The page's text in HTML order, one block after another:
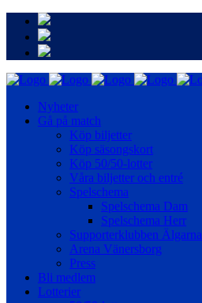
Nyheter
Gå på match
Köp biljetter
Köp säsongskort
Köp 50/50-lotter
Våra biljetter och entré
Spelschema
Spelschema Dam
Spelschema Herr
Supporterklubben Älgarna
Arena Vänersborg
Press
Bli medlem
Lotterier